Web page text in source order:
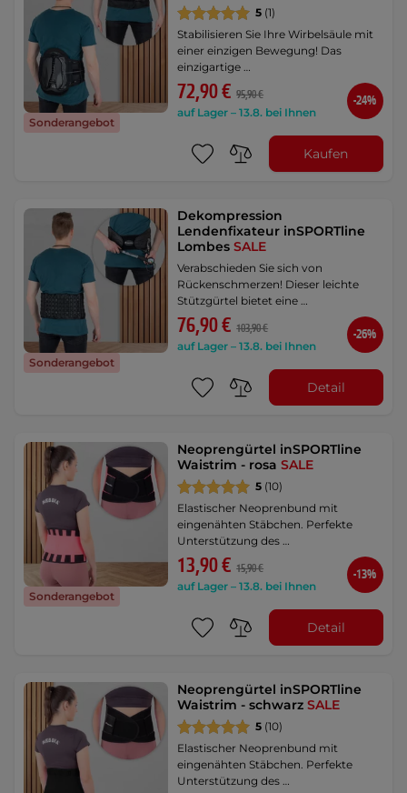
Sonderangebot
5 (1)
Stabilisieren Sie Ihre Wirbelsäule mit
einer einzigen Bewegung! Das
einzigartige …
72,90 € 95,90 €
auf Lager – 13.8. bei Ihnen
-24%
Kaufen
Sonderangebot
Dekompression
Lendenfixateur inSPORTline
LombesSALE
Verabschieden Sie sich von
Rückenschmerzen! Dieser leichte
Stützgürtel bietet eine …
76,90 € 103,90 €
auf Lager – 13.8. bei Ihnen
-26%
Detail
Sonderangebot
Neoprengürtel inSPORTline
Waistrim - rosaSALE
5 (10)
Elastischer Neoprenbund mit
eingenähten Stäbchen. Perfekte
Unterstützung des …
13,90 € 15,90 €
auf Lager – 13.8. bei Ihnen
-13%
Detail
Neoprengürtel inSPORTline
Waistrim - schwarzSALE
5 (10)
Elastischer Neoprenbund mit
eingenähten Stäbchen. Perfekte
Unterstützung des …